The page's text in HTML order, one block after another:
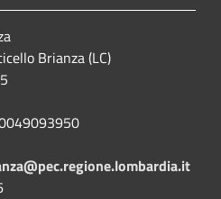
Brianza (LC)